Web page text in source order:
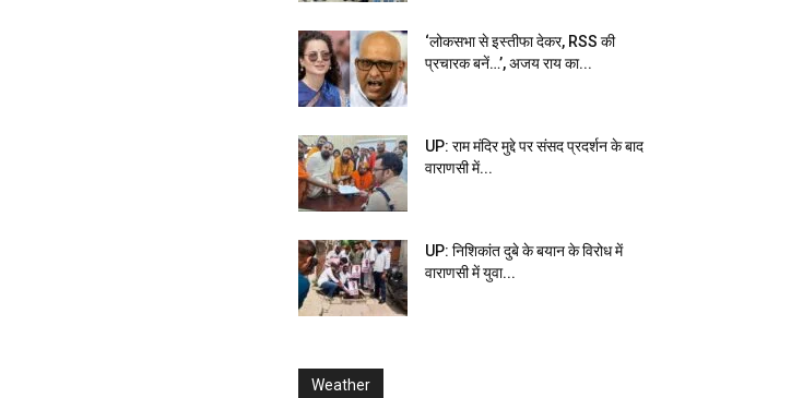
‘लोकसभा से इस्तीफा देकर, RSS की
प्रचारक बनें…’, अजय राय का...
UP: राम मंदिर मुद्दे पर संसद प्रदर्शन के बाद
वाराणसी में...
UP: निशिकांत दुबे के बयान के विरोध में
वाराणसी में युवा...
Weather